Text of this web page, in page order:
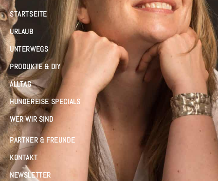
STARTSEITE
URLAUB
UNTERWEGS
PRODUKTE & DIY
ALLTAG
HUNDEREISE SPECIALS
WER WIR SIND
PARTNER & FREUNDE
KONTAKT
NEWSLETTER